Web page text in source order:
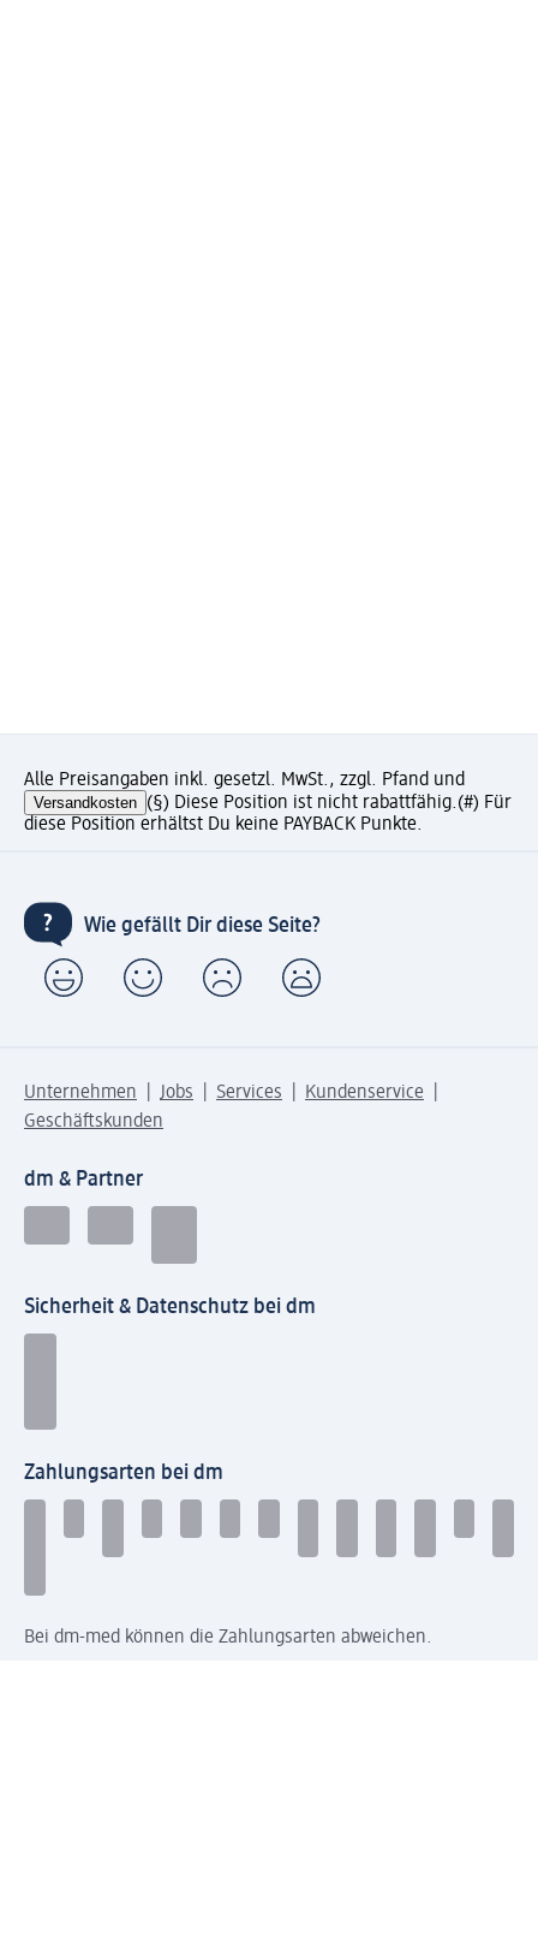
Alle Preisangaben inkl. gesetzl. MwSt., zzgl. Pfand und
Versandkosten (§) Diese Position ist nicht rabattfähig.(#) Für
diese Position erhältst Du keine PAYBACK Punkte.
Wie gefällt Dir diese Seite?
Unternehmen Jobs Services
Kundenservice
Geschäftskunden
dm & Partner
Sicherheit & Datenschutz bei dm
Zahlungsarten bei dm
Bei dm-med können die Zahlungsarten abweichen.